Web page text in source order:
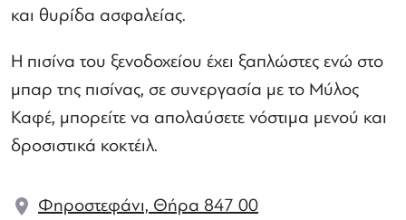
και θυρίδα ασφαλείας.
Η πισίνα του ξενοδοχείου έχει ξαπλώστες ενώ στο
μπαρ της πισίνας, σε συνεργασία με το Μύλος
Καφέ, μπορείτε να απολαύσετε νόστιμα μενού και
δροσιστικά κοκτέιλ.
Φηροστεφάνι, Θήρα 847 00